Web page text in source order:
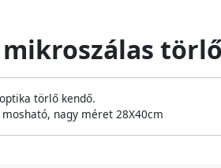
törlő kendő.
nagy méret 28X40cm